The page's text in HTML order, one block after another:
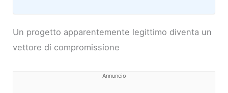
Un progetto apparentemente legittimo diventa un
vettore di compromissione
Annuncio